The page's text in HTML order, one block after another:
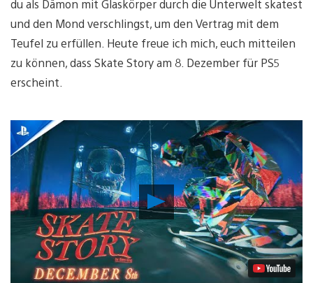
du als Dämon mit Glaskörper durch die Unterwelt skatest
und den Mond verschlingst, um den Vertrag mit dem
Teufel zu erfüllen. Heute freue ich mich, euch mitteilen
zu können, dass Skate Story am 8. Dezember für PS5
erscheint.
Video
abspielen